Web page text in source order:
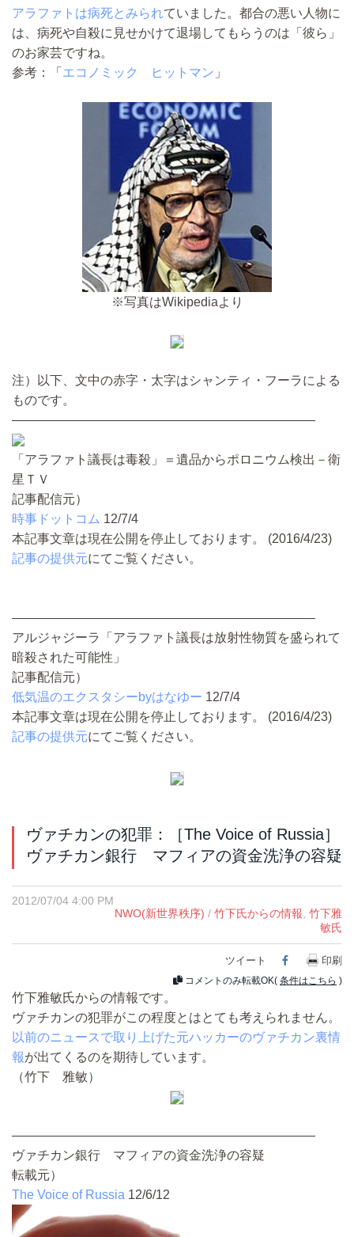
アラファトは病死とみられていました。都合の悪い人物に
は、病死や自殺に見せかけて退場してもらうのは「彼ら」
のお家芸ですね。
参考：「 エコノミック ヒットマン 」
※写真はWikipediaより
注）以下、文中の赤字・太字はシャンティ・フーラによる
ものです。
————————————————————————
「アラファト議長は毒殺」＝遺品からポロニウム検出－衛
星ＴＶ
記事配信元）
時事ドットコム 12/7/4
本記事文章は現在公開を停止しております。 (2016/4/23)
記事の提供元にてご覧ください。
————————————————————————
アルジャジーラ「アラファト議長は放射性物質を盛られて
暗殺された可能性」
記事配信元）
低気温のエクスタシーbyはなゆー 12/7/4
本記事文章は現在公開を停止しております。 (2016/4/23)
記事の提供元にてご覧ください。
ヴァチカンの犯罪：［The Voice of Russia］
ヴァチカン銀行 マフィアの資金洗浄の容疑
2012/07/04 4:00 PM
NWO(新世界秩序) / 竹下氏からの情報, 竹下雅
敏氏
ツイート Facebook
印刷
コメントのみ転載OK( 条件はこちら )
竹下雅敏氏からの情報です。
ヴァチカンの犯罪がこの程度とはとても考えられません。
以前のニュースで取り上げた元ハッカーのヴァチカン裏情
報が出てくるのを期待しています。
（竹下 雅敏）
————————————————————————
ヴァチカン銀行 マフィアの資金洗浄の容疑
転載元）
The Voice of Russia 12/6/12